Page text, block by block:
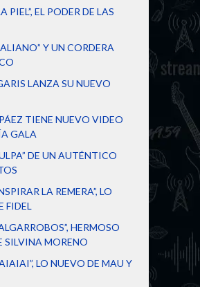
PIEL”, EL PODER DE LAS
Y UN CORDERA
LANZA SU NUEVO
TIENE NUEVO VIDEO
GALA
DE UN AUTÉNTICO
LA REMERA”, LO
FIDEL
HERMOSO
SILVINA MORENO
LO NUEVO DE MAU Y